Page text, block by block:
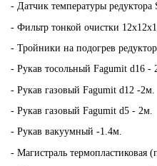
- Датчик температуры редуктора
- Фильтр тонкой очистки
- Тройники на подогрев
- Рукав тосольный Fagumit d16 -
- Рукав газовый Fagumit d12 -2м.
- Рукав газовый Fagumit d5 - 2м.
- Рукав вакуумный -1.4м.
- Магистраль термопластиковая